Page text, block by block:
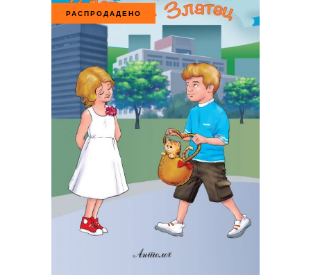
РАСПРОДАДЕНО